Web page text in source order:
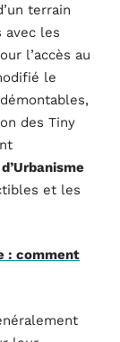
terrain
avec les
l’accès au
le
des Tiny
et les
: comment